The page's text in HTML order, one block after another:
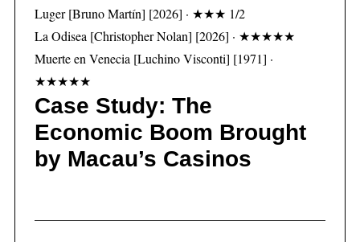
Luger [Bruno Martín] [2026] · ★★★ 1/2
La Odisea [Christopher Nolan] [2026] · ★★★★★
Muerte en Venecia [Luchino Visconti] [1971] ·
★★★★★
Case Study: The
Economic Boom Brought
by Macau’s Casinos